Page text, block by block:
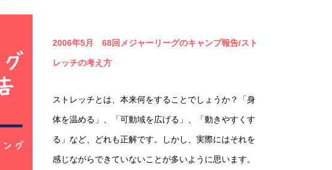
2006年5月 68回メジャーリーグのキャンプ報告/スト
レッチの考え方
ストレッチとは、本来何をすることでしょうか？「身
体を温める」、「可動域を広げる」、「動きやすくす
る」など、どれも正解です。しかし、実際にはそれを
感じながらできていないことが多いように思います。